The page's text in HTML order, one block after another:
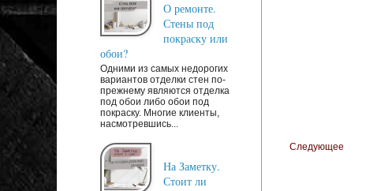
Следующее
О ремонте.
Стены под
покраску или
обои?
Одними из самых недорогих
вариантов отделки стен по-
прежнему являются отделка
под обои либо обои под
покраску. Многие клиенты,
насмотревшись...
На Заметку.
Стоит ли